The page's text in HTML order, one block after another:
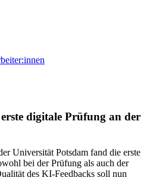
digitale Prüfung an der
Universität Potsdam fand die erste
bei der Prüfung als auch der
des KI-Feedbacks soll nun